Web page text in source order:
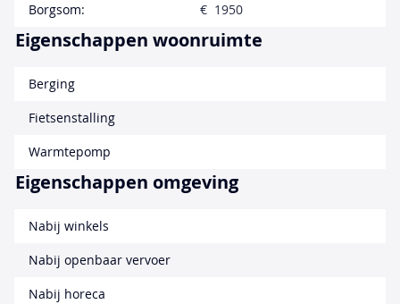
Borgsom:
€ 1950
Eigenschappen woonruimte
Berging
Fietsenstalling
Warmtepomp
Eigenschappen omgeving
Nabij winkels
Nabij openbaar vervoer
Nabij horeca